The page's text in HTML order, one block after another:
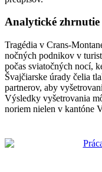
Analytické zhrnutie
Tragédia v Crans-
nočných podnikov v
počas sviatočných nocí,
Švajčiarske úrady čelia
partnerov, aby
Výsledky vyšetrovania
noriem nielen v kantóne